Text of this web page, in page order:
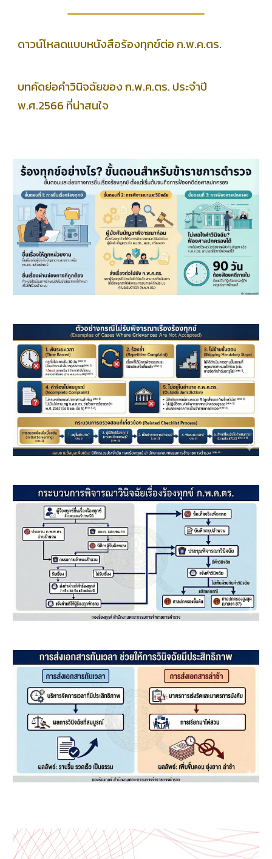
ดาวน์โหลดแบบหนังสือร้องทุกข์ต่อ ก.พ.ค.ตร.
บทคัดย่อคำวินิจฉัยของ ก.พ.ค.ตร. ประจำปี
พ.ศ.2566 ที่น่าสนใจ